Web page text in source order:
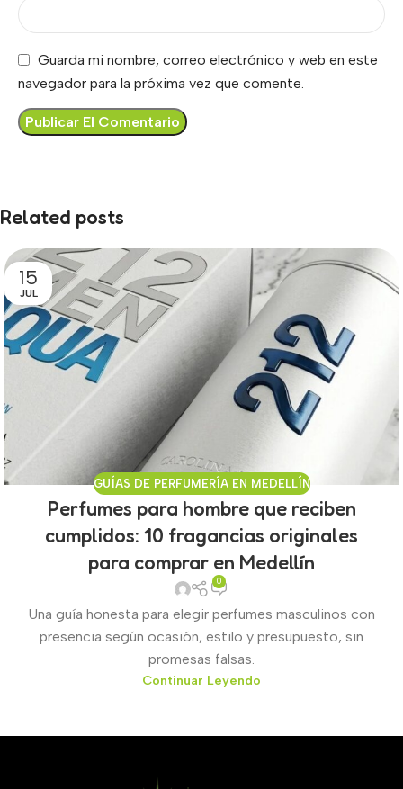
Guarda mi nombre, correo electrónico y web en este
navegador para la próxima vez que comente.
Related posts
15
JUL
GUÍAS DE PERFUMERÍA EN MEDELLÍN
Perfumes para hombre que reciben
cumplidos: 10 fragancias originales
para comprar en Medellín
0
Una guía honesta para elegir perfumes masculinos con
presencia según ocasión, estilo y presupuesto, sin
promesas falsas.
Continuar Leyendo